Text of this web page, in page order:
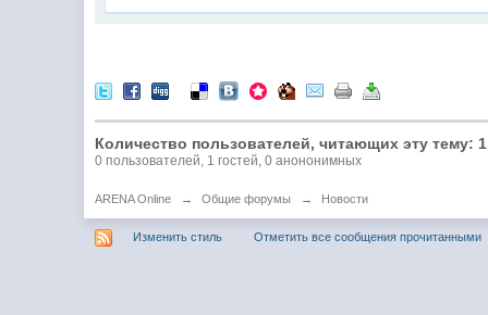
Количество пользователей, читающих эту тему: 1
0 пользователей, 1 гостей, 0 анононимных
ARENA Online → Общие форумы → Новости
Изменить стиль Отметить все сообщения прочитанными